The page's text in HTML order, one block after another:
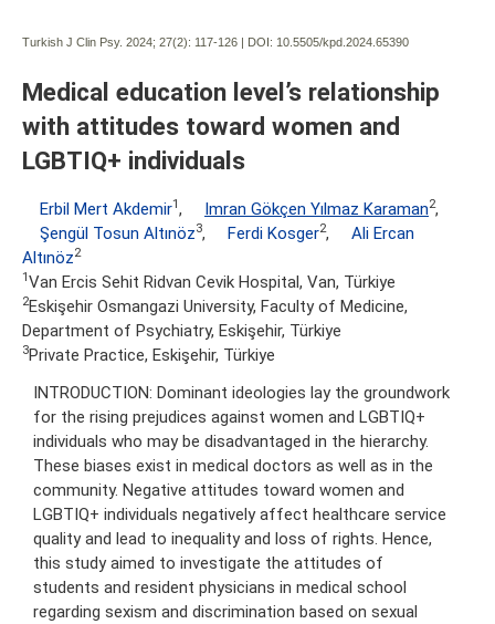
Turkish J Clin Psy. 2024; 27(2): 117-126 | DOI: 10.5505/kpd.2024.65390
Medical education level’s relationship
with attitudes toward women and
LGBTIQ+ individuals
Erbil Mert Akdemir1, Imran Gökçen Yılmaz Karaman2,
Şengül Tosun Altınöz3, Ferdi Kosger2,
Ali Ercan
Altınöz2
1Van Ercis Sehit Ridvan Cevik Hospital, Van, Türkiye
2Eskişehir Osmangazi University, Faculty of Medicine,
Department of Psychiatry, Eskişehir, Türkiye
3Private Practice, Eskişehir, Türkiye
INTRODUCTION: Dominant ideologies lay the groundwork
for the rising prejudices against women and LGBTIQ+
individuals who may be disadvantaged in the hierarchy.
These biases exist in medical doctors as well as in the
community. Negative attitudes toward women and
LGBTIQ+ individuals negatively affect healthcare service
quality and lead to inequality and loss of rights. Hence,
this study aimed to investigate the attitudes of
students and resident physicians in medical school
regarding sexism and discrimination based on sexual